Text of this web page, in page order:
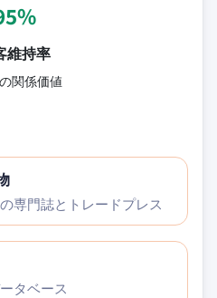
維持率
関係価値
専門誌とトレードプレス
タベース